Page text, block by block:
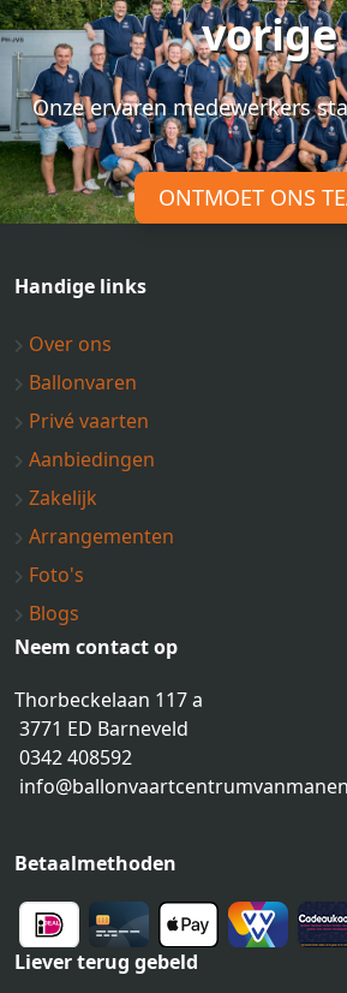
vorige
Onze ervaren medewerkers
ONTMOET ONS
Handige links
Over ons
Ballonvaren
Privé vaarten
Aanbiedingen
Zakelijk
Arrangementen
Foto's
Blogs
Neem contact op
Thorbeckelaan 117 a
3771 ED Barneveld
0342 408592
Betaalmethoden
Liever terug gebeld